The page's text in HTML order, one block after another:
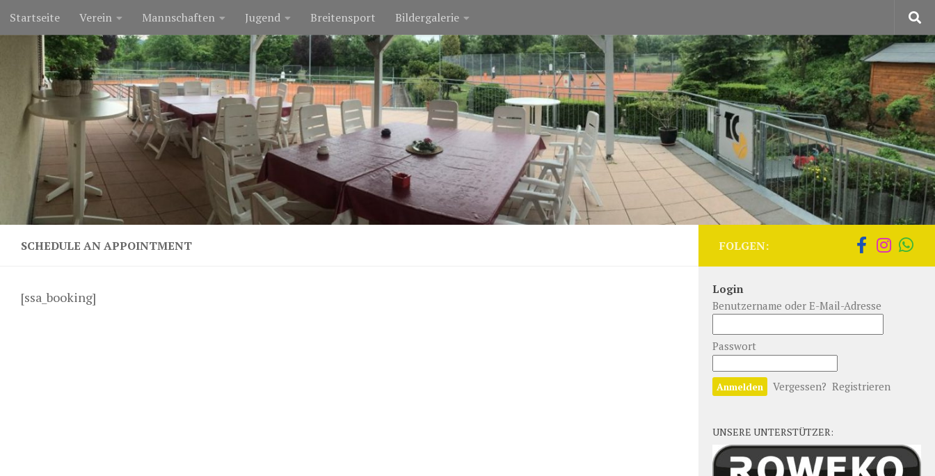
Zum Inhalt springen
Startseite Verein Mannschaften Jugend Breitensport Bildergalerie
SCHEDULE AN APPOINTMENT
[ssa_booking]
FOLGEN:
Login
Benutzername oder E-Mail-Adresse
Passwort
Vergessen? Registrieren
UNSERE UNTERSTÜTZER: